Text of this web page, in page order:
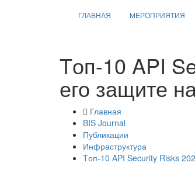
ГЛАВНАЯ МЕРОПРИЯТИЯ
Tоп-10 API
его защите
Главная
BIS Journal
Публикации
Инфраструктура
Tоп-10 API Security Risks